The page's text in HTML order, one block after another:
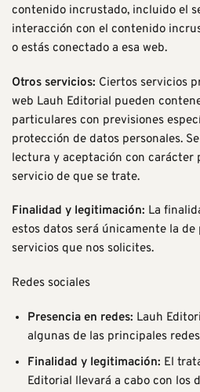
contenido incrustado, incluido el
interacción con el contenido
o estás conectado a esa web.
Otros servicios: Ciertos servicios
web Lauh Editorial pueden
particulares con previsiones
protección de datos personales.
lectura y aceptación con carácter
servicio de que se trate.
Finalidad y legitimación: La
estos datos será únicamente la
servicios que nos solicites.
Redes sociales
Presencia en redes: Lauh
algunas de las principales
Finalidad y legitimación: El
Editorial llevará a cabo con los